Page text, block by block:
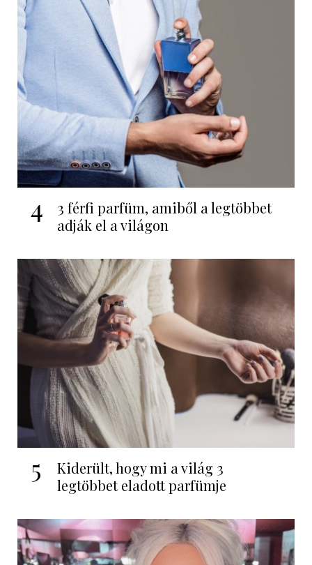
4
3 férfi parfüm, amiből a legtöbbet
adják el a világon
5
Kiderült, hogy mi a világ 3
legtöbbet eladott parfümje